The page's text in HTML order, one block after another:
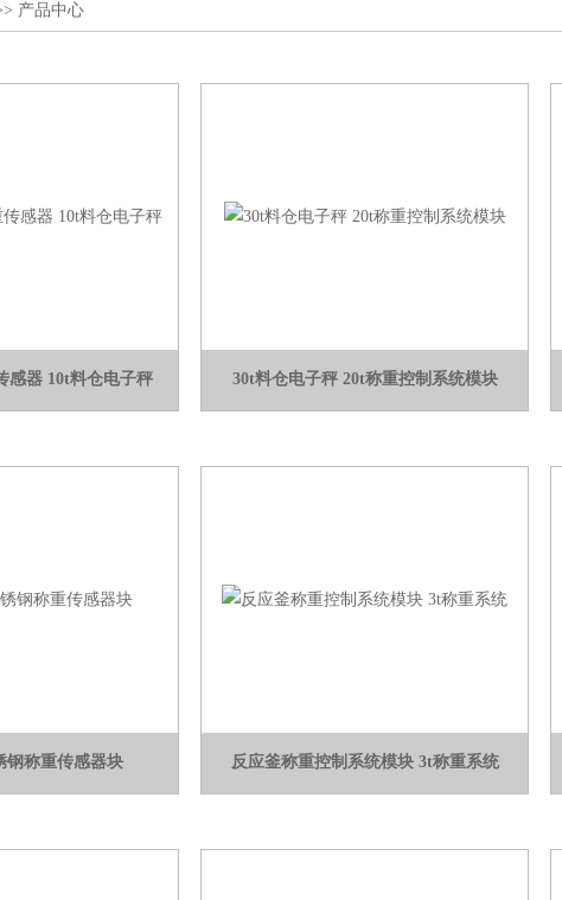
产品中心
感器 10t料仓电子秤 30t料仓电子秤 20t称重控制系统模块
钢称重传感器块 反应釜称重控制系统模块 3t称重系统